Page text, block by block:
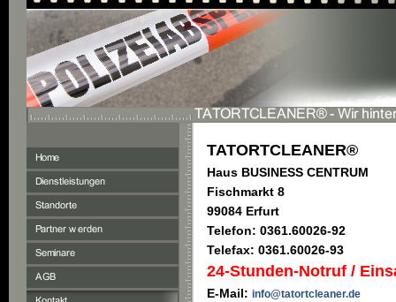
TATORTCLEANER®
Haus BUSINESS CENTRUM
Fischmarkt 8
99084 Erfurt
Telefon: 0361.60026-92
Telefax: 0361.60026-93
24-Stunden-Notruf /
E-Mail: info@tatortcleaner.de